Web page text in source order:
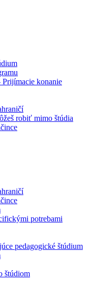
Prijímacie konanie
robiť mimo štúdia
potrebami
pedagogické štúdium
štúdiom